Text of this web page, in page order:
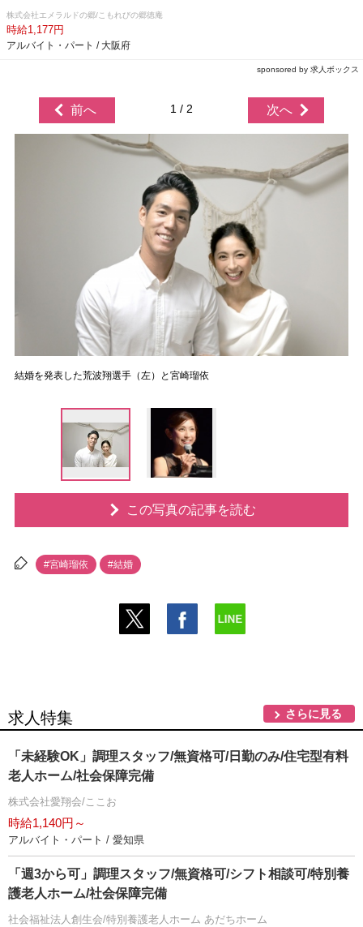
株式会社エメラルドの郷/こもれびの郷徳庵
時給1,177円
アルバイト・パート / 大阪府
sponsored by 求人ボックス
前へ 1 / 2 次へ
結婚を発表した荒波翔選手（左）と宮崎瑠依
この写真の記事を読む
#宮崎瑠依 #結婚
求人特集 さらに見る
「未経験OK」調理スタッフ/無資格可/日勤のみ/住宅型有料
老人ホーム/社会保障完備
株式会社愛翔会/ここお
時給1,140円～
アルバイト・パート / 愛知県
「週3から可」調理スタッフ/無資格可/シフト相談可/特別養
護老人ホーム/社会保障完備
社会福祉法人創生会/特別養護老人ホーム あだちホーム